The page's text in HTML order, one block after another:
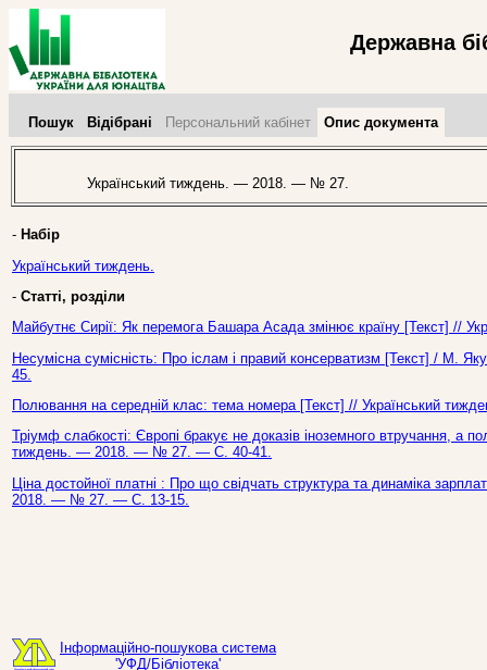
Державна
Пошук Відібрані Персональний кабінет Опис документа
Український тиждень. — 2018. — № 27.
- Набір
Український тиждень.
- Статті, розділи
Майбутнє Сирії: Як перемога Башара Асада змінює країну [Текст]
Несумісна сумісність: Про іслам і правий консерватизм [Текст] /
45.
Полювання на середній клас: тема номера [Текст] // Український
Тріумф слабкості: Європі бракує не доказів іноземного втручання, а
тиждень. — 2018. — № 27. — С. 40-41.
Ціна достойної платні : Про що свідчать структура та динаміка
2018. — № 27. — С. 13-15.
Інформаційно-пошукова система
'УФД/Бібліотека'